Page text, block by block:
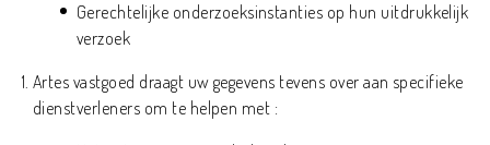
Gerechtelijke onderzoeksinstanties op hun uitdrukkelijk
verzoek
Artes vastgoed draagt uw gegevens tevens over aan specifieke
dienstverleners om te helpen met :